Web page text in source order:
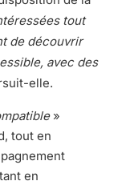
tout
de découvrir
avec des
elle.
»
tout en
en